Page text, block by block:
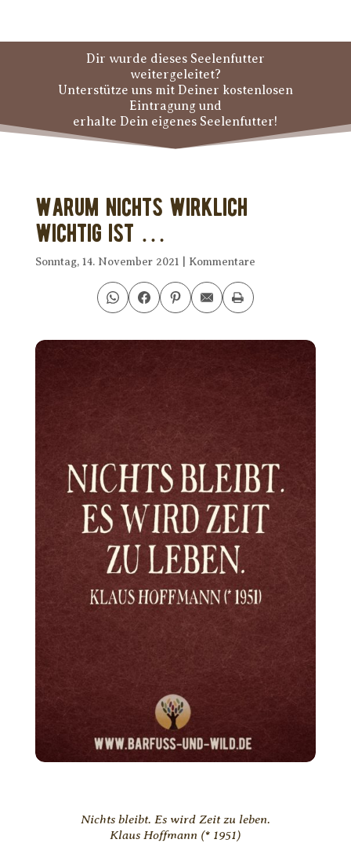
Dir wurde dieses Seelenfutter
weitergeleitet?
Unterstütze uns mit Deiner kostenlosen
Eintragung und
erhalte Dein eigenes Seelenfutter!
Warum Nichts wirklich
wichtig ist …
Sonntag, 14. November 2021 Kommentare
Nichts bleibt. Es wird Zeit zu leben.
Klaus Hoffmann (* 1951)